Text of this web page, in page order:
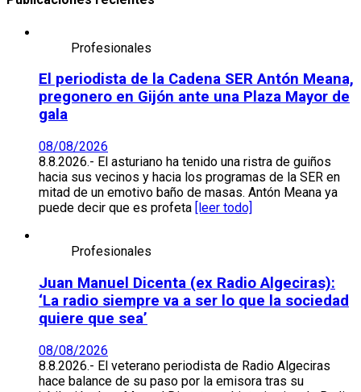
Profesionales
El periodista de la Cadena SER Antón Meana,
pregonero en Gijón ante una Plaza Mayor de
gala
08/08/2026
8.8.2026.- El asturiano ha tenido una ristra de guiños
hacia sus vecinos y hacia los programas de la SER en
mitad de un emotivo baño de masas. Antón Meana ya
puede decir que es profeta [leer todo]
Profesionales
Juan Manuel Dicenta (ex Radio Algeciras):
‘La radio siempre va a ser lo que la sociedad
quiere que sea’
08/08/2026
8.8.2026.- El veterano periodista de Radio Algeciras
hace balance de su paso por la emisora tras su